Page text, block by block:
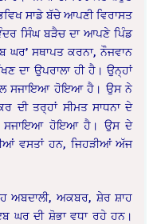
ਸਾਡੇ ਬੱਚੇ ਆਪਣੀ ਵਿਰਾਸਤ
ਸਿੰਘ ਬੜੈਚ ਦਾ ਆਪਣੇ ਪਿੰਡ
ਘਰ’ ਸਥਾਪਤ ਕਰਨਾ, ਨੌਜਵਾਨ
ਦਾ ਉਪਰਾਲਾ ਹੀ ਹੈ। ਉਨ੍ਹਾਂ
ਸਜਾਇਆ ਹੋਇਆ ਹੈ। ਉਸ ਨੇ
ਦੀ ਤਰ੍ਹਾਂ ਸੀਮਤ ਸਾਧਨਾ ਦੇ
ਨੂੰ ਸਜਾਇਆ ਹੋਇਆ ਹੈ। ਉਸ ਦੇ
ਵਸਤਾਂ ਹਨ, ਜਿਹੜੀਆਂ ਅੱਜ
ਅਬਦਾਲੀ, ਅਕਬਰ, ਸ਼ੇਰ ਸ਼ਾਹ
ਘਰ ਦੀ ਸ਼ੋਭਾ ਵਧਾ ਰਹੇ ਹਨ।